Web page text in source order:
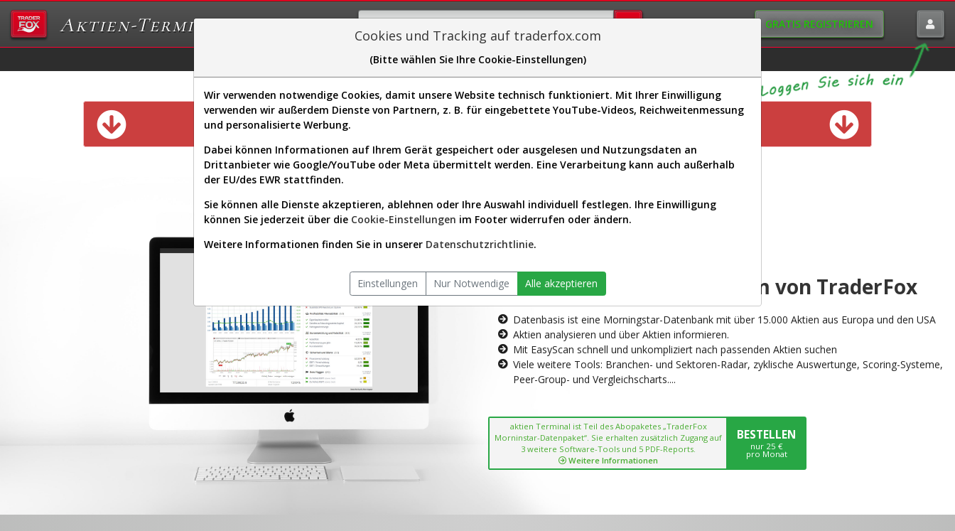
Aktien-Terminal GRATIS REGISTRIEREN
Sector-Spider Easy-Scan Visualizations
Diese Funktion ist nur für Premium-Kunden verfügbar
AKTIEN-TERMINAL
Die Aktienanalyse-Plattform von TraderFox
Datenbasis ist eine Morningstar-Datenbank mit über 15.000 Aktien aus Europa und den USA
Aktien analysieren und über Aktien informieren.
Mit EasyScan schnell und unkompliziert nach passenden Aktien suchen
Viele weitere Tools: Branchen- und Sektoren-Radar, zyklische Auswertunge, Scoring-Systeme,
Peer-Group- und Vergleichscharts....
aktien Terminal ist Teil des Abopaketes „TraderFox
Morninstar-Datenpaket“. Sie erhalten zusätzlich Zugang auf
3 weitere Software-Tools und 5 PDF-Reports.
Weitere Informationen
BESTELLEN
nur 25 €
pro Monat
Cookies und Tracking auf traderfox.com
(Bitte wählen Sie Ihre Cookie-Einstellungen)
Wir verwenden notwendige Cookies, damit unsere Website technisch funktioniert. Mit Ihrer Einwilligung
verwenden wir außerdem Dienste von Partnern, z. B. für eingebettete YouTube-Videos, Reichweitenmessung
und personalisierte Werbung.
Dabei können Informationen auf Ihrem Gerät gespeichert oder ausgelesen und Nutzungsdaten an
Drittanbieter wie Google/YouTube oder Meta übermittelt werden. Eine Verarbeitung kann auch außerhalb
der EU/des EWR stattfinden.
Sie können alle Dienste akzeptieren, ablehnen oder Ihre Auswahl individuell festlegen. Ihre Einwilligung
können Sie jederzeit über die Cookie-Einstellungen im Footer widerrufen oder ändern.
Weitere Informationen finden Sie in unserer Datenschutzrichtlinie.
Einstellungen Nur Notwendige Alle akzeptieren